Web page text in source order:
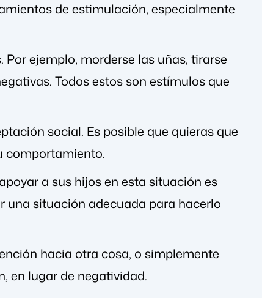
de estimulación, especialmente
ejemplo, morderse las uñas, tirarse
Todos estos son estímulos que
social. Es posible que quieras que
comportamiento.
a sus hijos en esta situación es
una situación adecuada para hacerlo
hacia otra cosa, o simplemente
en lugar de negatividad.